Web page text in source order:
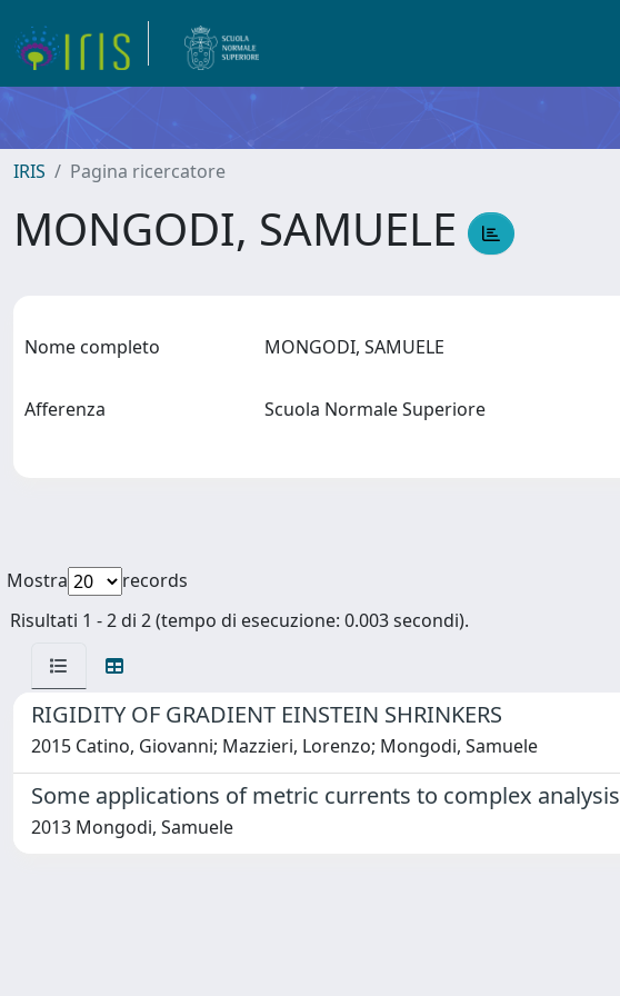
IRIS Pagina ricercatore
MONGODI, SAMUELE
Nome completo MONGODI, SAMUELE
Afferenza Scuola Normale Superiore
Mostra
records
Risultati 1 - 2 di 2 (tempo di esecuzione: 0.003 secondi).
RIGIDITY OF GRADIENT EINSTEIN SHRINKERS
2015 Catino, Giovanni; Mazzieri, Lorenzo; Mongodi, Samuele
Some applications of metric currents to complex analysis
2013 Mongodi, Samuele